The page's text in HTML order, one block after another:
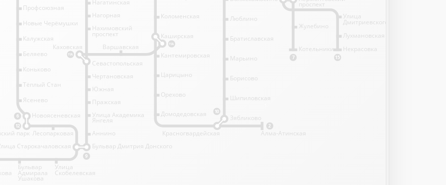
7
2
10
11А
11А
9
6
12
15
Профсоюзная
Новые Черёмушки
Калужская
Беляево
Коньково
Тёплый Стан
Ясенево
Новоясеневская
Нагатинская
Нагорная
Нахимовский
проспект
Севастопольская
Чертановская
Южная
Пражская
Улица Академика
Янгеля
проспект
Жулебино
Котельники
Люблино
Братиславская
Марьино
Борисово
Шипиловская
Зябликово
Коломенская
Каширская
Кантемировская
Царицыно
Орехово
Домодедовская
Красногвардейская Алма-Атинская
Аннино
Бульвар Дмитрия Донского
Варшавская
парк Лесопарковая
Старокачаловская
Улица
Скобелевская
Бульвар
Адмирала
Ушакова
Каховская
Улица
Дмитриевского
Лухмановская
Некрасовка